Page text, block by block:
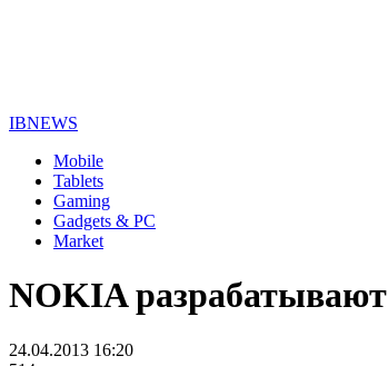
IBNEWS
Mobile
Tablets
Gaming
Gadgets & PC
Market
NOKIA
24.04.2013 16:20